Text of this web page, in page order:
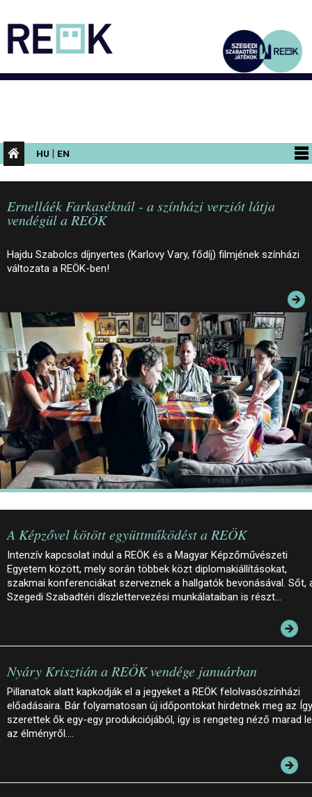
HU | EN
PROGRAMOK
KIÁLLÍTÁSOK
INFORMÁCIÓK
JEGYEK
ELÉRHETŐSÉG
PALOTASÉTÁK ÉS VEZETÉSEK
KÖZÉRDEKŰ ADATOK
Ernelláék Farkaséknál - a színházi verziót látja
vendégül a REÖK
Hajdu Szabolcs díjnyertes (Karlovy Vary, fődíj) filmjének színházi
változata a REÖK-ben!
A Képzővel kötött együttműködést a REÖK
Intenzív kapcsolat indul a REÖK és a Magyar Képzőművészeti
Egyetem között, mely során többek közt diplomakiállításokat,
szakmai konferenciákat szerveznek a hallgatók bevonásával. Sőt,
Szegedi Szabadtéri díszlettervezési munkálataiban is részt…
Nyáry Krisztián a REÖK vendége januárban
Pillanatok alatt kapkodják el a jegyeket a REÖK felolvasószínházi
előadásaira. Bár folyamatosan új időpontokat hirdetnek meg az Így
szerettek ők egy-egy produkciójából, így is rengeteg néző marad le
az élményről.…